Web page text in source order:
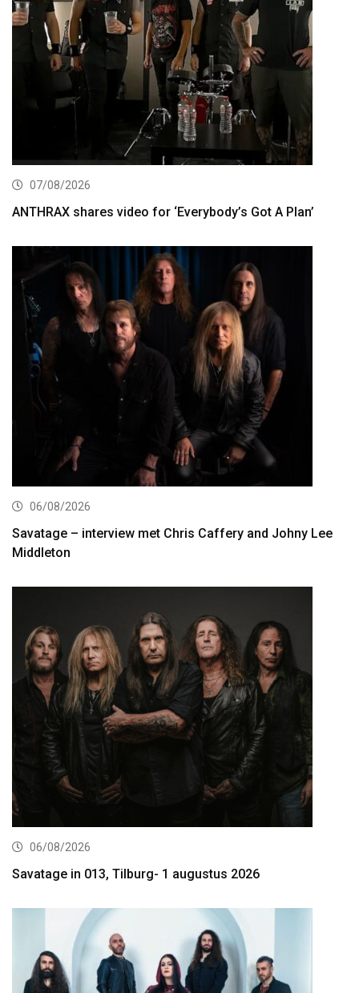
07/08/2026
ANTHRAX shares video for ‘Everybody’s Got A Plan’
06/08/2026
Savatage – interview met Chris Caffery and Johny Lee
Middleton
06/08/2026
Savatage in 013, Tilburg- 1 augustus 2026